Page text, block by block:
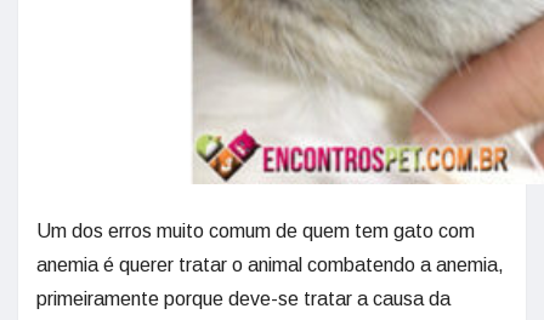
Um dos erros muito comum de quem tem gato com
anemia é querer tratar o animal combatendo a anemia,
primeiramente porque deve-se tratar a causa da